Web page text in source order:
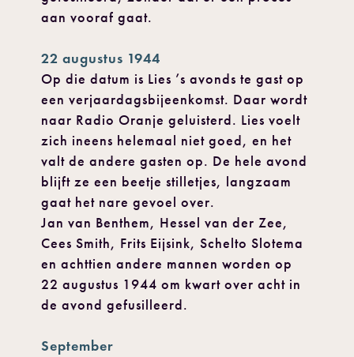
aan vooraf gaat.
22 augustus 1944
Op die datum is Lies ’s avonds te gast op
een verjaardagsbijeenkomst. Daar wordt
naar Radio Oranje geluisterd. Lies voelt
zich ineens helemaal niet goed, en het
valt de andere gasten op. De hele avond
blijft ze een beetje stilletjes, langzaam
gaat het nare gevoel over.
Jan van Benthem, Hessel van der Zee,
Cees Smith, Frits Eijsink, Schelto Slotema
en achttien andere mannen worden op
22 augustus 1944 om kwart over acht in
de avond gefusilleerd.
September